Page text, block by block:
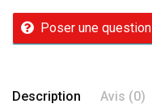
Poser une question
Description Avis (0)